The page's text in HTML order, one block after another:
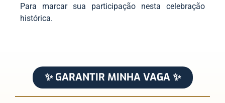
Para marcar sua participação nesta celebração
histórica.
✨ GARANTIR MINHA VAGA ✨